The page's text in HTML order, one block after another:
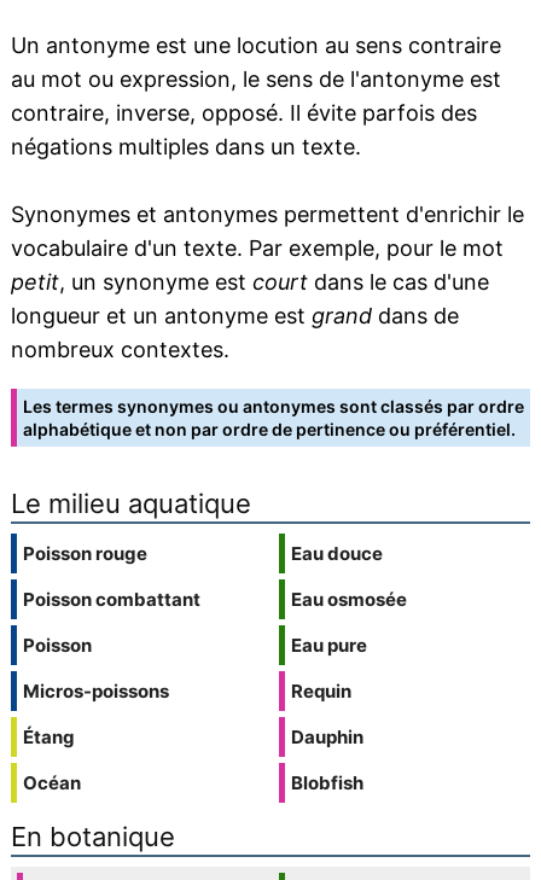
Un antonyme est une locution au sens contraire
au mot ou expression, le sens de l'antonyme est
contraire, inverse, opposé. Il évite parfois des
négations multiples dans un texte.
Synonymes et antonymes permettent d'enrichir le
vocabulaire d'un texte. Par exemple, pour le mot
petit, un synonyme est courtdans le cas d'une
longueur et un antonyme est granddans de
nombreux contextes.
Les termes synonymes ou antonymes sont classés par ordre
alphabétique et non par ordre de pertinence ou préférentiel.
Le milieu aquatique
Poisson rouge
Poisson combattant
Poisson
Micros-poissons
Étang
Océan
Eau douce
Eau osmosée
Eau pure
Requin
Dauphin
Blobfish
En botanique